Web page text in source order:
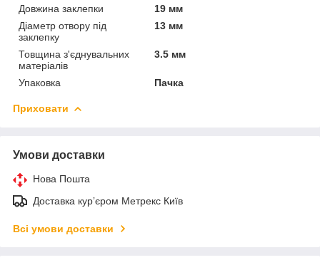
Довжина заклепки
19 мм
Діаметр отвору під
заклепку
13 мм
Товщина з'єднувальних
матеріалів
3.5 мм
Упаковка Пачка
Приховати
Умови доставки
Нова Пошта
Доставка курʼєром Метрекс Київ
Всі умови доставки